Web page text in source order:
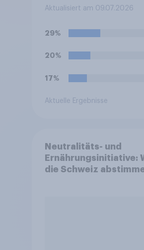
enthalten oder
Aktualisiert am 09.07.2026
29%
20%
17%
Aktuelle Ergebnisse
Neutralitäts- und
Ernährungsinitiative:
die Schweiz